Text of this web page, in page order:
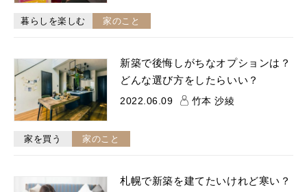
暮らしを楽しむ 家のこと
家を買う 家のこと
新築で後悔しがちなオプションは？
どんな選び方をしたらいい？
2022.06.09 竹本 沙綾
札幌で新築を建てたいけれど寒い？